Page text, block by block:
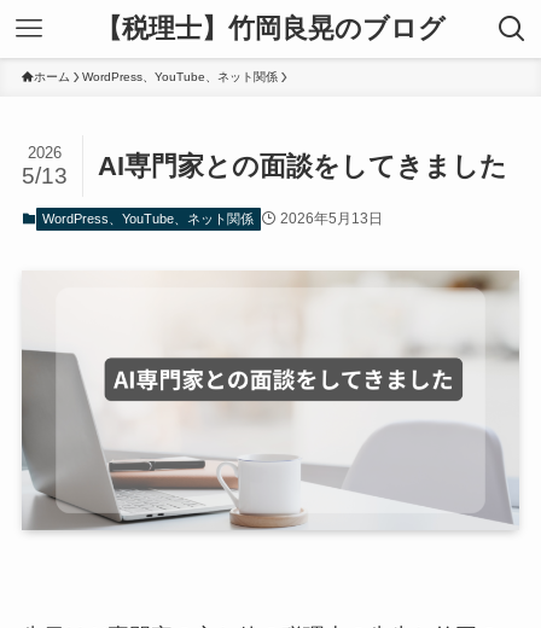
【税理士】竹岡良晃のブログ
ホーム WordPress、YouTube、ネット関係
AI専門家との面談をしてきました
2026
5/13
WordPress、YouTube、ネット関係 2026年5月13日